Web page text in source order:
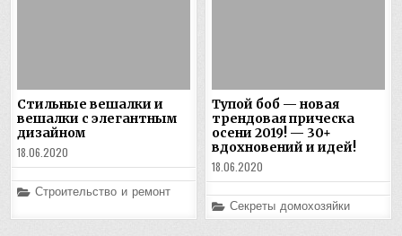
Стильные вешалки и
вешалки с элегантным
дизайном
18.06.2020
Posted
Строительство и ремонт
Тупой боб — новая
трендовая прическа
осени 2019! — 30+
вдохновений и идей!
18.06.2020
Posted
in
Секреты домохозяйки